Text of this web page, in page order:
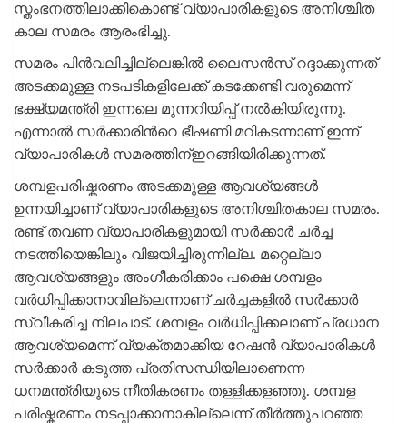
സ്തംഭനത്തിലാക്കികൊണ്ട് വ്യാപാരികളുടെ അനിശ്ചിത
കാല സമരം ആരംഭിച്ചു.
സമരം പിൻവലിച്ചില്ലെങ്കിൽ ലൈസൻസ് റദ്ദാക്കുന്നത്
അടക്കമുള്ള നടപടികളിലേക്ക് കടക്കേണ്ടി വരുമെന്ന്
ഭക്ഷ്യമന്ത്രി ഇന്നലെ മുന്നറിയിപ്പ് നൽകിയിരുന്നു.
എന്നാൽ സർക്കാരിന്‍റെ ഭീഷണി മറികടന്നാണ് ഇന്ന്
വ്യാപാരികൾ സമരത്തിന്ഇറങ്ങിയിരിക്കുന്നത്.
ശമ്പളപരിഷ്കരണം അടക്കമുള്ള ആവശ്യങ്ങൾ
ഉന്നയിച്ചാണ് വ്യാപാരികളുടെ അനിശ്ചിതകാല സമരം.
രണ്ട് തവണ വ്യാപാരികളുമായി സർക്കാർ ചർച്ച
നടത്തിയെങ്കിലും വിജയിച്ചിരുന്നില്ല. മറ്റെല്ലാ
ആവശ്യങ്ങളും അംഗീകരിക്കാം പക്ഷെ ശമ്പളം
വർധിപ്പിക്കാനാവില്ലെന്നാണ് ചർച്ചകളിൽ സർക്കാർ
സ്വീകരിച്ച നിലപാട്. ശമ്പളം വർധിപ്പിക്കലാണ് പ്രധാന
ആവശ്യമെന്ന് വ്യക്തമാക്കിയ റേഷൻ വ്യാപാരികൾ
സർക്കാർ കടുത്ത പ്രതിസന്ധിയിലാണെന്ന
ധനമന്ത്രിയുടെ നീതികരണം തള്ളിക്കളഞ്ഞു. ശമ്പള
പരിഷ്കരണം നടപ്പാക്കാനാകില്ലെന്ന് തീർത്തുപറഞ്ഞ